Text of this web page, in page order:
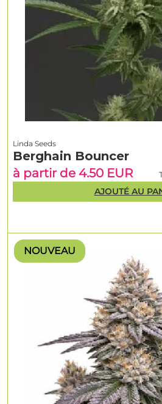
NOUVEAU
Linda Seeds
Berghain Bouncer
à partir de 4.50 EUR
AJOUTÉ AU